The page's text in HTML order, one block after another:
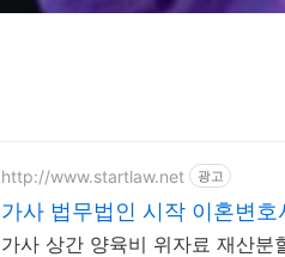
http://www.startlaw.net 광고
가사 법무법인 시작 이혼변
가사 상간 양육비 위자료 재산분